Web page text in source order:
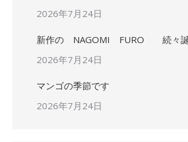
2026年7月24日
新作の NAGOMI FURO 続々
2026年7月24日
マンゴの季節です
2026年7月24日